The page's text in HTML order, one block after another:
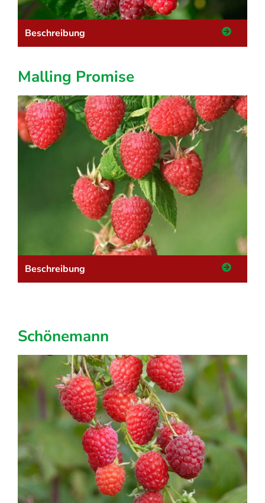
Beschreibung
Malling Promise
Beschreibung
Schönemann